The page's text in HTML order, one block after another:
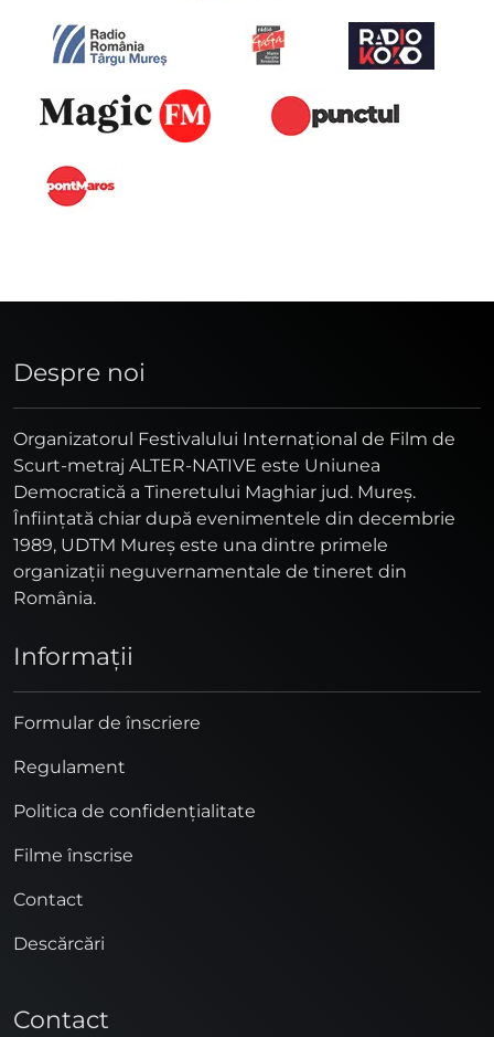
Despre noi
Organizatorul Festivalului Internaţional de Film de
Scurt-metraj ALTER-NATIVE este Uniunea
Democratică a Tineretului Maghiar jud. Mureş.
Înfiinţată chiar după evenimentele din decembrie
1989, UDTM Mureş este una dintre primele
organizaţii neguvernamentale de tineret din
România.
Informaţii
Formular de înscriere
Regulament
Politica de confidențialitate
Filme înscrise
Contact
Descărcări
Contact